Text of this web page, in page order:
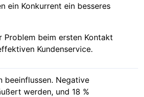
ein Konkurrent ein besseres
Problem beim ersten Kontakt
Kundenservice.
beeinflussen. Negative
werden, und 18 %